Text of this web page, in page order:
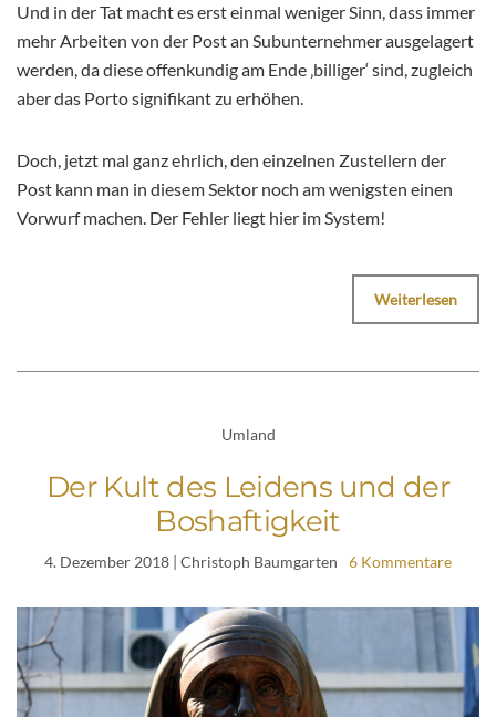
Und in der Tat macht es erst einmal weniger Sinn, dass immer
mehr Arbeiten von der Post an Subunternehmer ausgelagert
werden, da diese offenkundig am Ende ‚billiger‘ sind, zugleich
aber das Porto signifikant zu erhöhen.
Doch, jetzt mal ganz ehrlich, den einzelnen Zustellern der
Post kann man in diesem Sektor noch am wenigsten einen
Vorwurf machen. Der Fehler liegt hier im System!
Weiterlesen
Umland
Der Kult des Leidens und der
Boshaftigkeit
4. Dezember 2018 | Christoph Baumgarten 6 Kommentare